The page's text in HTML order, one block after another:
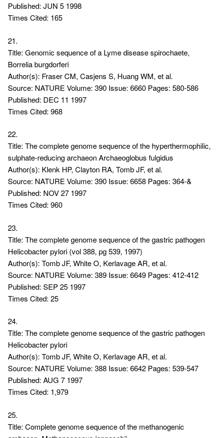
Published: JUN 5 1998
Times Cited: 165
21.
Title: Genomic sequence of a Lyme disease spirochaete,
Borrelia burgdorferi
Author(s): Fraser CM, Casjens S, Huang WM, et al.
Source: NATURE Volume: 390 Issue: 6660 Pages: 580-586
Published: DEC 11 1997
Times Cited: 968
22.
Title: The complete genome sequence of the hyperthermophilic,
sulphate-reducing archaeon Archaeoglobus fulgidus
Author(s): Klenk HP, Clayton RA, Tomb JF, et al.
Source: NATURE Volume: 390 Issue: 6658 Pages: 364-&
Published: NOV 27 1997
Times Cited: 960
23.
Title: The complete genome sequence of the gastric pathogen
Helicobacter pylori (vol 388, pg 539, 1997)
Author(s): Tomb JF, White O, Kerlavage AR, et al.
Source: NATURE Volume: 389 Issue: 6649 Pages: 412-412
Published: SEP 25 1997
Times Cited: 25
24.
Title: The complete genome sequence of the gastric pathogen
Helicobacter pylori
Author(s): Tomb JF, White O, Kerlavage AR, et al.
Source: NATURE Volume: 388 Issue: 6642 Pages: 539-547
Published: AUG 7 1997
Times Cited: 1,979
25.
Title: Complete genome sequence of the methanogenic